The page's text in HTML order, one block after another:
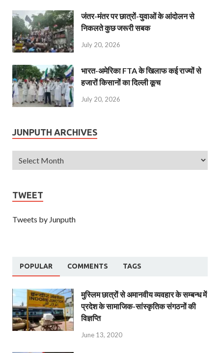
जंतर-मंतर पर छात्रों-युवाओं के आंदोलन से
निकलते कुछ जरूरी सबक
July 20, 2026
भारत-अमेरिका FTA के खिलाफ कई राज्यों से
हजारों किसानों का दिल्ली कूच
July 20, 2026
JUNPUTH ARCHIVES
TWEET
Tweets by Junputh
POPULAR COMMENTS TAGS
मुस्लिम छात्रों से अमानवीय व्यवहार के सम्बन्ध में
प्रदेश के सामाजिक-सांस्कृतिक संगठनों की
विज्ञप्ति
June 13, 2020